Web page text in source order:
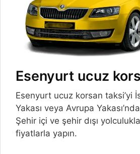
Esenyurt ucuz
Esenyurt ucuz korsan taksi’yi
Yakası veya Avrupa
Şehir içi ve şehir dışı
fiyatlarla yapın.